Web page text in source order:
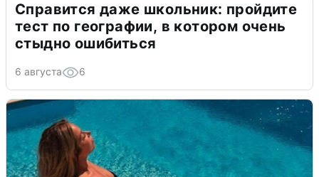
Справится даже школьник: пройдите
тест по географии, в котором очень
стыдно ошибиться
6 августа 6